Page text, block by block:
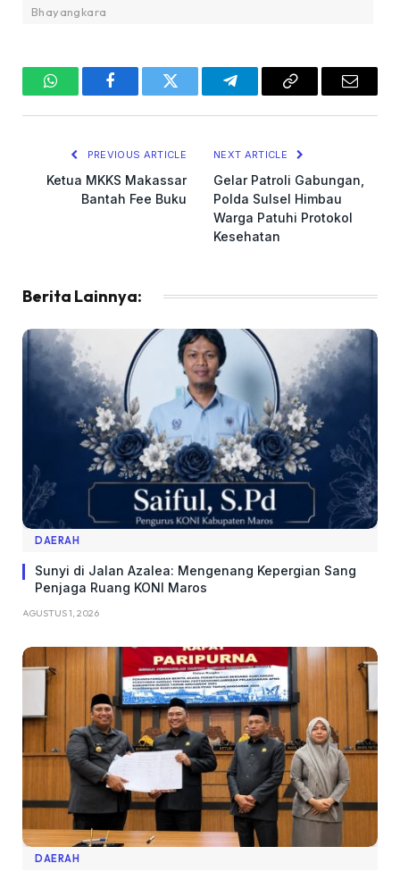
Bhayangkara
WhatsAppFacebookTwitter TelegramCopy
Email
PREVIOUS ARTICLE
Ketua MKKS Makassar
Bantah Fee Buku
NEXT ARTICLE
Gelar Patroli Gabungan,
Polda Sulsel Himbau
Warga Patuhi Protokol
Kesehatan
Berita Lainnya:
DAERAH
Sunyi di Jalan Azalea: Mengenang Kepergian Sang
Penjaga Ruang KONI Maros
AGUSTUS 1, 2026
DAERAH